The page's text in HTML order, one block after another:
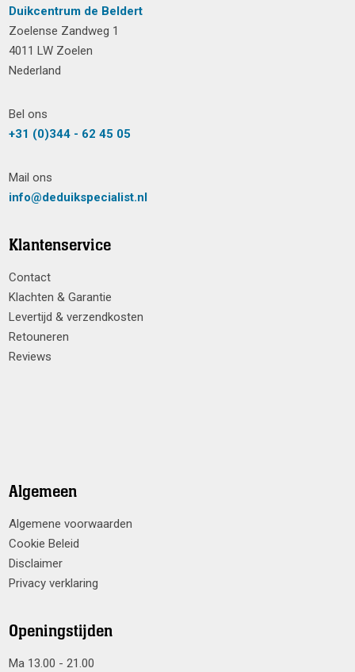
Duikcentrum de Beldert
Zoelense Zandweg 1
4011 LW Zoelen
Nederland
Bel ons
+31 (0)344 - 62 45 05
Mail ons
info@deduikspecialist.nl
Klantenservice
Contact
Klachten & Garantie
Levertijd & verzendkosten
Retouneren
Reviews
Algemeen
Algemene voorwaarden
Cookie Beleid
Disclaimer
Privacy verklaring
Openingstijden
Ma 13.00 - 21.00